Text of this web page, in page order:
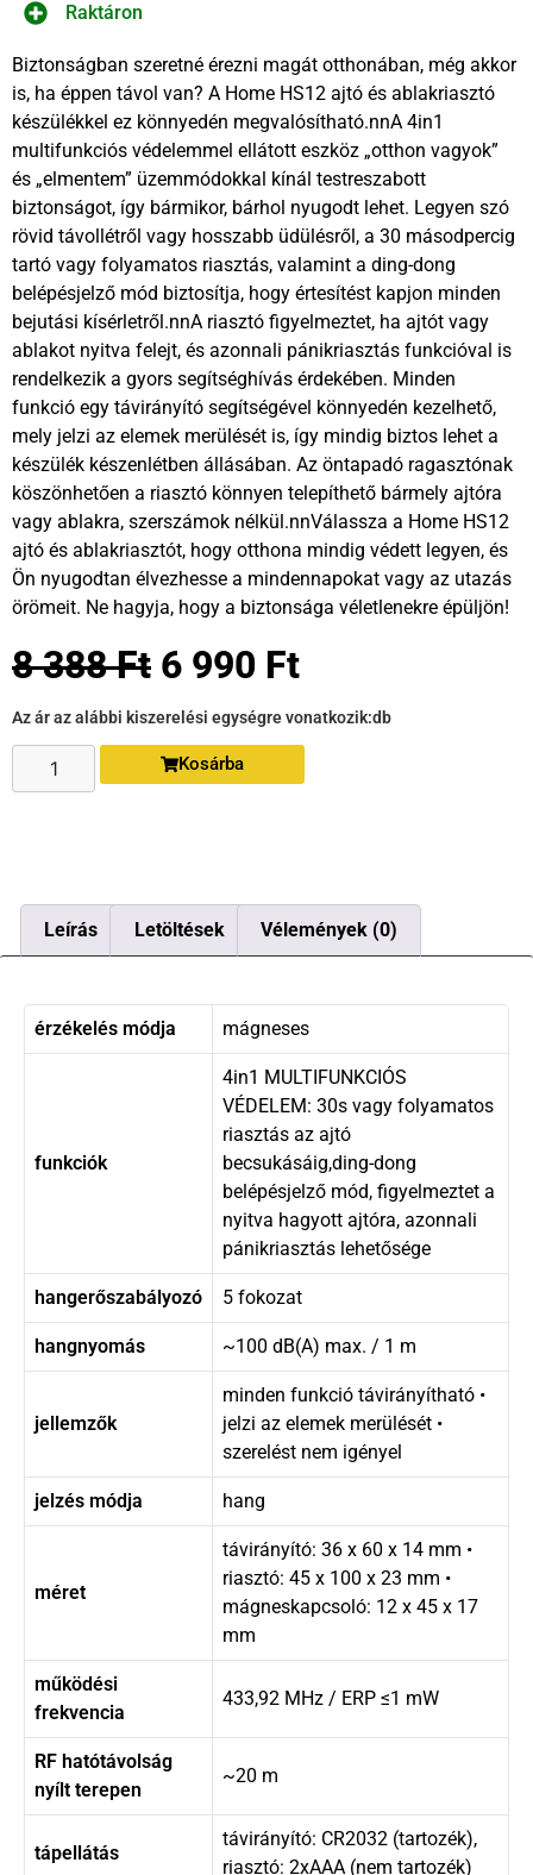
Raktáron
Biztonságban szeretné érezni magát otthonában, még akkor
is, ha éppen távol van? A Home HS12 ajtó és ablakriasztó
készülékkel ez könnyedén megvalósítható.nnA 4in1
multifunkciós védelemmel ellátott eszköz „otthon vagyok”
és „elmentem” üzemmódokkal kínál testreszabott
biztonságot, így bármikor, bárhol nyugodt lehet. Legyen szó
rövid távollétről vagy hosszabb üdülésről, a 30 másodpercig
tartó vagy folyamatos riasztás, valamint a ding-dong
belépésjelző mód biztosítja, hogy értesítést kapjon minden
bejutási kísérletről.nnA riasztó figyelmeztet, ha ajtót vagy
ablakot nyitva felejt, és azonnali pánikriasztás funkcióval is
rendelkezik a gyors segítséghívás érdekében. Minden
funkció egy távirányító segítségével könnyedén kezelhető,
mely jelzi az elemek merülését is, így mindig biztos lehet a
készülék készenlétben állásában. Az öntapadó ragasztónak
köszönhetően a riasztó könnyen telepíthető bármely ajtóra
vagy ablakra, szerszámok nélkül.nnVálassza a Home HS12
ajtó és ablakriasztót, hogy otthona mindig védett legyen, és
Ön nyugodtan élvezhesse a mindennapokat vagy az utazás
örömeit. Ne hagyja, hogy a biztonsága véletlenekre épüljön!
8 388Ft 6 990 Ft
Az ár az alábbi kiszerelési egységre vonatkozik:db
Kosárba
Leírás Letöltések Vélemények (0)
érzékelés módja mágneses
funkciók
4in1 MULTIFUNKCIÓS
VÉDELEM: 30s vagy folyamatos
riasztás az ajtó
becsukásáig,ding-dong
belépésjelző mód, figyelmeztet a
nyitva hagyott ajtóra, azonnali
pánikriasztás lehetősége
hangerőszabályozó 5 fokozat
hangnyomás ~100 dB(A) max. / 1 m
jellemzők
minden funkció távirányítható •
jelzi az elemek merülését •
szerelést nem igényel
jelzés módja hang
méret
távirányító: 36 x 60 x 14 mm •
riasztó: 45 x 100 x 23 mm •
mágneskapcsoló: 12 x 45 x 17
mm
működési
frekvencia
433,92 MHz / ERP ≤1 mW
RF hatótávolság
nyílt terepen
~20 m
tápellátás
távirányító: CR2032 (tartozék),
riasztó: 2xAAA (nem tartozék)